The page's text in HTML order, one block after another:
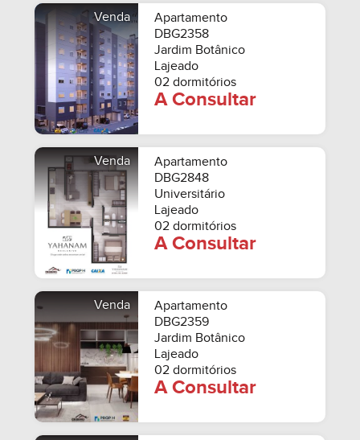
Venda
Apartamento
DBG2358
Jardim Botânico
Lajeado
02 dormitórios
A Consultar
Venda
Apartamento
DBG2848
Universitário
Lajeado
02 dormitórios
A Consultar
Venda
Apartamento
DBG2359
Jardim Botânico
Lajeado
02 dormitórios
A Consultar